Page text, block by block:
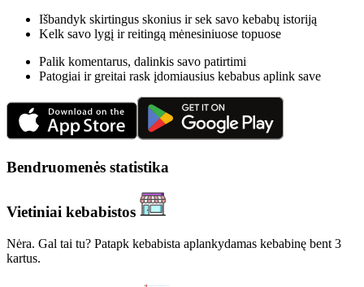
Išbandyk skirtingus skonius ir sek savo kebabų istoriją
Kelk savo lygį ir reitingą mėnesiniuose topuose
Palik komentarus, dalinkis savo patirtimi
Patogiai ir greitai rask įdomiausius kebabus aplink save
Bendruomenės statistika
Vietiniai kebabistos
Nėra. Gal tai tu? Patapk kebabista aplankydamas kebabinę bent 3
kartus.